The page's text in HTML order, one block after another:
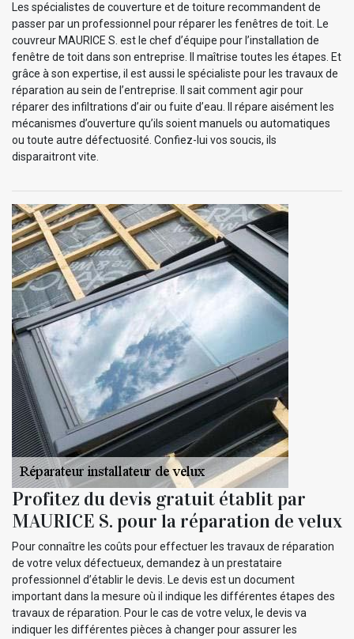
Les spécialistes de couverture et de toiture recommandent de
passer par un professionnel pour réparer les fenêtres de toit. Le
couvreur MAURICE S. est le chef d’équipe pour l’installation de
fenêtre de toit dans son entreprise. Il maîtrise toutes les étapes. Et
grâce à son expertise, il est aussi le spécialiste pour les travaux de
réparation au sein de l’entreprise. Il sait comment agir pour
réparer des infiltrations d’air ou fuite d’eau. Il répare aisément les
mécanismes d’ouverture qu’ils soient manuels ou automatiques
ou toute autre défectuosité. Confiez-lui vos soucis, ils
disparaitront vite.
Profitez du devis gratuit établit par
MAURICE S. pour la réparation de velux
Pour connaître les coûts pour effectuer les travaux de réparation
de votre velux défectueux, demandez à un prestataire
professionnel d’établir le devis. Le devis est un document
important dans la mesure où il indique les différentes étapes des
travaux de réparation. Pour le cas de votre velux, le devis va
indiquer les différentes pièces à changer pour assurer les